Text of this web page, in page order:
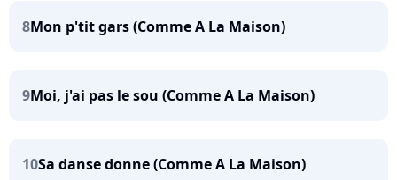
8Mon p'tit gars (Comme A La Maison)
9Moi, j'ai pas le sou (Comme A La Maison)
10Sa danse donne (Comme A La Maison)